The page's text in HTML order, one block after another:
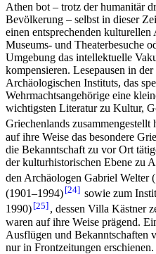
Athen bot – trotz der humanitär
Bevölkerung – selbst in dieser
einen entsprechenden
Museums- und Theaterbesuche
Umgebung das intellektuelle
kompensieren. Lesepausen in
Archäologischen Instituts, das
Wehrmachtsangehörige eine
wichtigsten Literatur zu Kultur,
Griechenlands zusammengestellt
auf ihre Weise das besondere
die Bekanntschaft zu vor Ort
der kulturhistorischen Ebene zu
den Archäologen Gabriel Welter
(1901–1994) 24
sowie zum
1990) 25 , dessen Villa Kästner
waren auf ihre Weise prägend.
Ausflügen und Bekanntschaften
nur in Frontzeitungen erschienen.